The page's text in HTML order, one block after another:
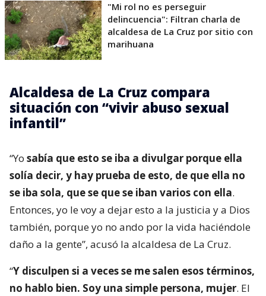
"Mi rol no es perseguir
delincuencia": Filtran charla de
alcaldesa de La Cruz por sitio con
marihuana
Alcaldesa de La Cruz compara
situación con “vivir abuso sexual
infantil”
“Yo sabía que esto se iba a divulgar porque ella
solía decir, y hay prueba de esto, de que ella no
se iba sola, que se que se iban varios con ella.
Entonces, yo le voy a dejar esto a la justicia y a Dios
también, porque yo no ando por la vida haciéndole
daño a la gente”, acusó la alcaldesa de La Cruz.
“Y disculpen si a veces se me salen esos términos,
no hablo bien. Soy una simple persona, mujer. El